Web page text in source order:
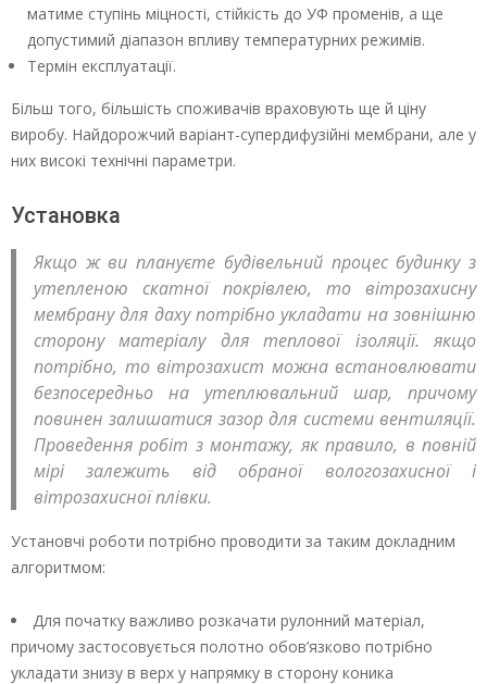
матиме ступінь міцності, стійкість до УФ променів, а ще
допустимий діапазон впливу температурних режимів.
Термін експлуатації.
Більш того, більшість споживачів враховують ще й ціну
виробу. Найдорожчий варіант-супердифузійні мембрани, але у
них високі технічні параметри.
Установка
Якщо ж ви плануєте будівельний процес будинку з
утепленою скатної покрівлею, то вітрозахисну
мембрану для даху потрібно укладати на зовнішню
сторону матеріалу для теплової ізоляції. якщо
потрібно, то вітрозахист можна встановлювати
безпосередньо на утеплювальний шар, причому
повинен залишатися зазор для системи вентиляції.
Проведення робіт з монтажу, як правило, в повній
мірі залежить від обраної вологозахисної і
вітрозахисної плівки.
Установчі роботи потрібно проводити за таким докладним
алгоритмом:
Для початку важливо розкачати рулонний матеріал,
причому застосовується полотно обов’язково потрібно
укладати знизу в верх у напрямку в сторону коника